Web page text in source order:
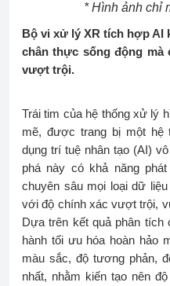
* Hình ảnh chỉ
Bộ vi xử lý XR tích hợp AI
chân thực sống động mà
vượt trội.
Trái tim của hệ thống xử lý
mẽ, được trang bị một hệ
dụng trí tuệ nhân tạo (AI)
phá này có khả năng
chuyên sâu mọi loại dữ
với độ chính xác vượt trội,
Dựa trên kết quả phân
hành tối ưu hóa hoàn hảo
màu sắc, độ tương phản,
nhất, nhằm kiến tạo nên